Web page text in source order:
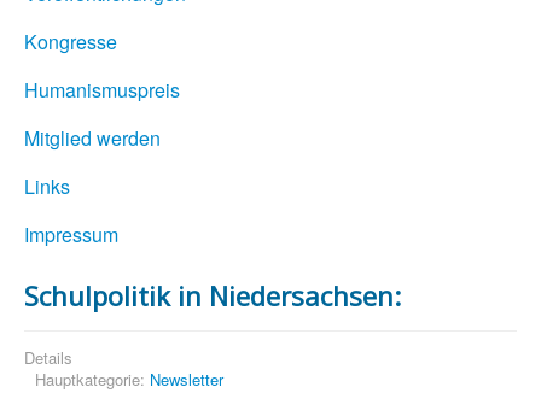
Kongresse
Humanismuspreis
Mitglied werden
Links
Impressum
Schulpolitik in Niedersachsen:
Details
Hauptkategorie: Newsletter